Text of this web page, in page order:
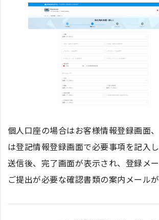
個人口座の場合はお客様情報登録画面
は登記情報登録画面で必要事項を記入し
送信後、完了画面が表示され、登録メ
ご提出が必要な確認書類の案内メールが